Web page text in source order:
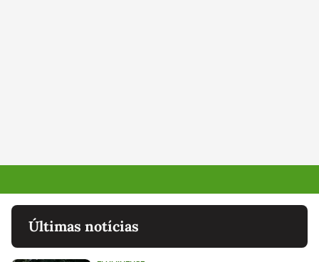
Últimas notícias